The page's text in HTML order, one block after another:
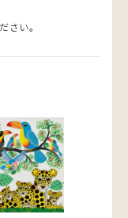
さい。